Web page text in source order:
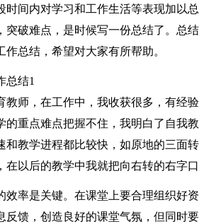
时间内对学习和工作生活等表现加以
突破难点，是时候写一份总结了。总
作总结，希望对大家有所帮助。
总结1
教师，在工作中，我收获很多，有经
的重点难点把握不住，我明白了自我
和教学进程都比较快，如原地的三面
在以后的教学中我就把向右转的右字
效率是关键。在课堂上要合理组织好
反馈，创造良好的课堂气氛，但同时